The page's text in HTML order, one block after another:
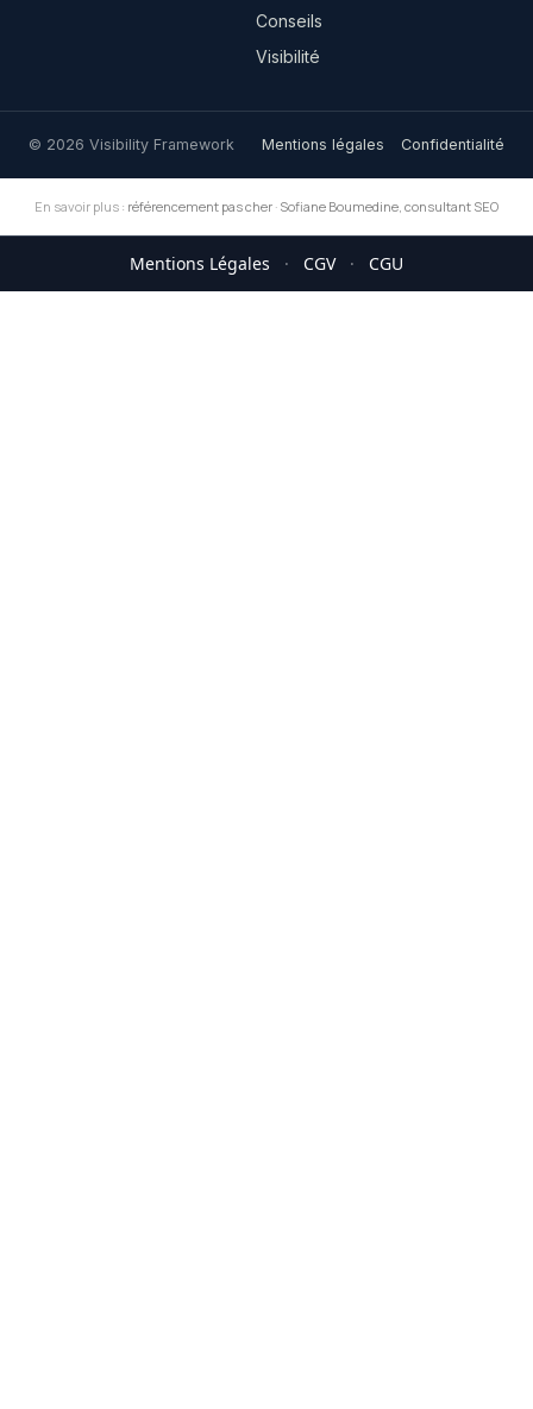
Conseils
Visibilité
© 2026 Visibility Framework Mentions légales Confidentialité
En savoir plus : référencement pas cher · Sofiane Boumedine, consultant SEO
Mentions Légales · CGV · CGU